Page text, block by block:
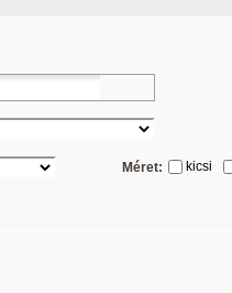
Méret: kicsi